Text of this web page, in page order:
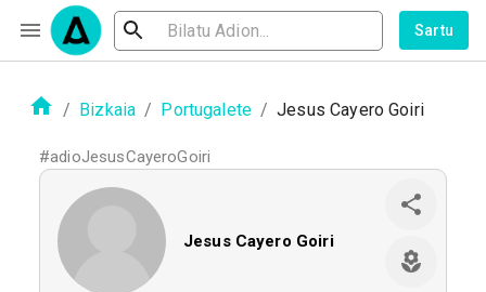
Sartu
/ Bizkaia / Portugalete / Jesus Cayero Goiri
#adioJesusCayeroGoiri
Jesus Cayero Goiri